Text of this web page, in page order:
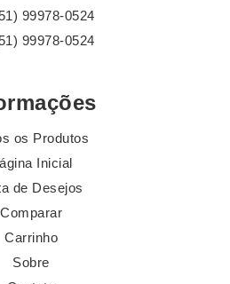
99978-0524
99978-0524
os Produtos
Inicial
de Desejos
Comparar
Carrinho
Sobre